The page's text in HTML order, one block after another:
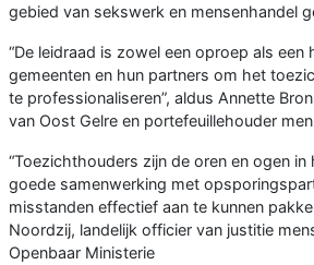
gebied van sekswerk en mensenhandel
“De leidraad is zowel een oproep als een
gemeenten en hun partners om het
te professionaliseren”, aldus Annette
van Oost Gelre en portefeuillehouder
“Toezichthouders zijn de oren en ogen
goede samenwerking met
misstanden effectief aan te kunnen
Noordzij, landelijk officier van justitie
Openbaar Ministerie